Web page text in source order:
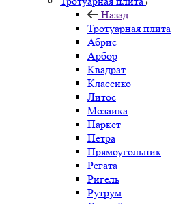
Назад
Тротуарная плита
Абрис
Арбор
Квадрат
Классико
Литос
Мозаика
Паркет
Петра
Прямоугольник
Регата
Ригель
Рутрум